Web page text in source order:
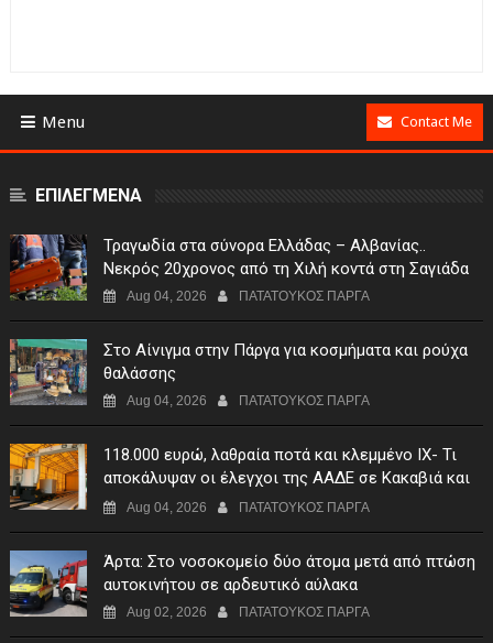
Menu Contact Me
ΕΠΙΛΕΓΜΕΝΑ
Τραγωδία στα σύνορα Ελλάδας – Αλβανίας..
Νεκρός 20χρονος από τη Χιλή κοντά στη Σαγιάδα
Aug 04, 2026 ΠΑΤΑΤΟΥΚΟΣ ΠΑΡΓΑ
Στο Αίνιγμα στην Πάργα για κοσμήματα και ρούχα
θαλάσσης
Aug 04, 2026 ΠΑΤΑΤΟΥΚΟΣ ΠΑΡΓΑ
118.000 ευρώ, λαθραία ποτά και κλεμμένο ΙΧ- Τι
αποκάλυψαν οι έλεγχοι της ΑΑΔΕ σε Κακαβιά και
Μαυρομάτι
Aug 04, 2026 ΠΑΤΑΤΟΥΚΟΣ ΠΑΡΓΑ
Άρτα: Στο νοσοκομείο δύο άτομα μετά από πτώση
αυτοκινήτου σε αρδευτικό αύλακα
Aug 02, 2026 ΠΑΤΑΤΟΥΚΟΣ ΠΑΡΓΑ